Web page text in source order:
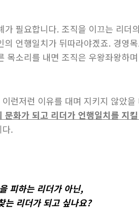
필요합니다. 조직을 이끄는 리더
언행일치가 뒤따라야겠죠. 경영
목소리를 내면 조직은 우왕좌왕하
런저런 이유를 대며 지키지 않았
문화가 되고 리더가 언행일치를 지
.
피하는 리더가 아닌,
는 리더가 되고 싶나요?